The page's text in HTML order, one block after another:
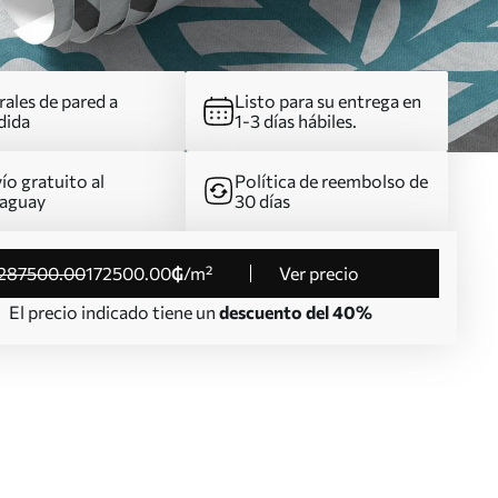
de pared a
Listo para su entrega en
1-3 días hábiles.
gratuito al
Política de reembolso de
30 días
.00172500.00₲/m²
Ver precio
El precio indicado tiene un descuento del 40%